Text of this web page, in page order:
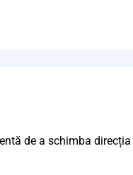
de a schimba